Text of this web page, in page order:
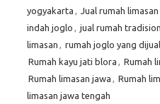
yogyakarta , Jual rumah
indah joglo , jual rumah
limasan , rumah joglo yang
Rumah kayu jati blora , Rumah
Rumah limasan jawa , Rumah
limasan jawa tengah